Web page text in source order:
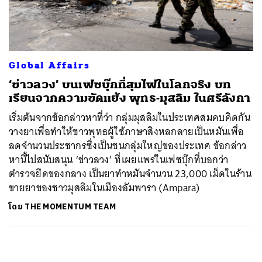
Global Affairs
‘ข่าวลวง’ บนเฟซบุ๊กที่สุมไฟในโลกจริง บท
เรียนจากความขัดแย้ง พุทธ-มุสลิม ในศรีลังกา
เริ่มต้นจากข้อกล่าวหาที่ว่า กลุ่มมุสลิมในประเทศสมคบคิดกัน
วางยาเพื่อทำให้ชาวพุทธผู้ใช้ภาษาสิงหลกลายเป็นหมันเพื่อ
ลดจำนวนประชากรซึ่งเป็นชนกลุ่มใหญ่ของประเทศ ข้อกล่าว
หานี้ไปสนับสนุน ‘ข่าวลวง’ ที่เผยแพร่ในเฟซบุ๊กที่บอกว่า
ตำรวจยึดของกลาง เป็นยาทำหมันจำนวน 23,000 เม็ดในร้าน
ขายยาของชาวมุสลิมในเมืองอัมพารา (Ampara)
โดย THE MOMENTUM TEAM
ค้นหา
SHARE